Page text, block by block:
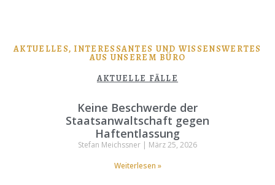
AKTUELLES, INTERESSANTES UND WISSENSWERTES
AUS UNSEREM BÜRO
AKTUELLE FÄLLE
Keine Beschwerde der
Staatsanwaltschaft gegen
Haftentlassung
Stefan Meichssner
März 25, 2026
Weiterlesen »